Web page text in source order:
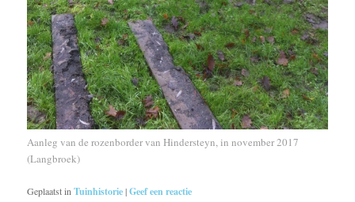
Aanleg van de rozenborder van Hindersteyn, in november 2017
(Langbroek)
Geplaatst in Tuinhistorie|Geef een reactie